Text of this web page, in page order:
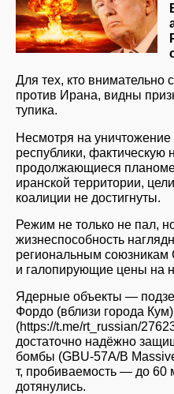
Для тех, кто
против Ирана, видны
тупика.
Несмотря на
республики,
продолжающиеся
иранской территории,
коалиции не достигнуты.
Режим не только не пал,
жизнеспособность
региональным
и галопирующие цены на
Ядерные объекты —
Фордо (вблизи города
(https://t.me/rt_russian/
достаточно надёжно
бомбы (GBU-57A/B
т, пробиваемость — до 60
дотянулись.